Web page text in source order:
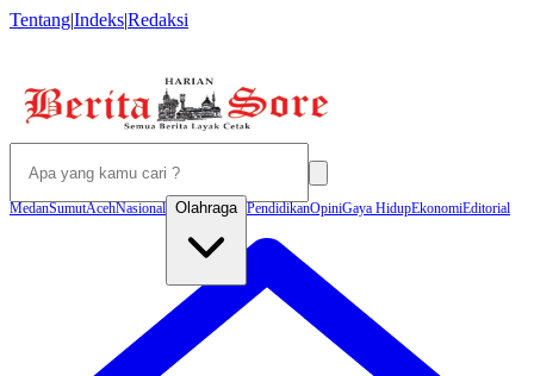
Tentang|Indeks|Redaksi
MedanSumutAcehNasional Olahraga PendidikanOpiniGaya HidupEkonomiEditorial